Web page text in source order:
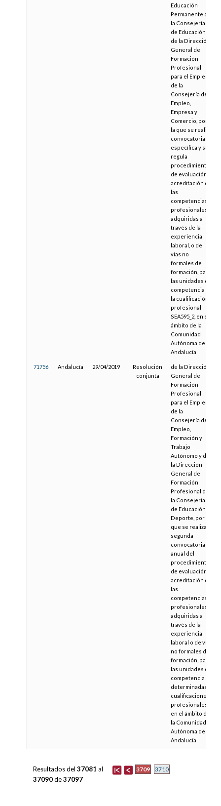
Educación
Permanente de
la Consejería
de Educación y
de la Dirección
General de
Formación
Profesional
para el Empleo
de la
Consejería de
Empleo,
Empresa y
Comercio, por
la que se realiza
convocatoria
específica y se
regula
procedimiento
de evaluación y
acreditación de
las
competencias
profesionales
adquiridas a
través de la
experiencia
laboral, o de
vías no
formales de
formación, para
las unidades de
competencia de
la cualificación
profesional
SEA595_2, en el
ámbito de la
Comunidad
Autónoma de
Andalucía
71756 Andalucía 29/04/2019
Resolución
conjunta
de la Dirección
General de
Formación
Profesional
para el Empleo
de la
Consejería de
Empleo,
Formación y
Trabajo
Autónomo y de
la Dirección
General de
Formación
Profesional de
la Consejería
de Educación y
Deporte, por la
que se realiza
segunda
convocatoria
anual del
procedimiento
de evaluación y
acreditación de
las
competencias
profesionales
adquiridas a
través de la
experiencia
laboral o de vías
no formales de
formación, para
las unidades de
competencia de
determinadas
cualificaciones
profesionales,
en el ámbito de
la Comunidad
Autónoma de
Andalucía
3709 3710
Resultados del 37081 al
37090de37097